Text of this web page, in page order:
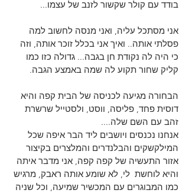
בודד עם קולר שקשור לזנב של עצמו...
אני מסתכל עליה, ואני מנסה לחשוב למה
פסלתי אותה.. ואיך אני בכלל זוכר אותה, וזה
כי היה לה נקודת חן בגבה... גדולה כזו כמו
קליק שחור תקוע לה שמה באמצע הגבה.
הבחורה מגיעה לכניסה של הבית קפה והיא
דוסית פחד, פליסה, ווסט, ולסטייל שרשרת
זהב עם השם שלה....
אנחנו נכנסים ויושבים ליד הבר איפה שכל
המילקשקים והבלנדרים והמלצרים בקיצור
אזור התעשיה של קפה קפה, אני מדבר איתה
והיא לוחשת  לי, לא שומע אותה ראבק, מרגיש
כמו המבוגרים עם המכשיר שמיעה, וכל שניה